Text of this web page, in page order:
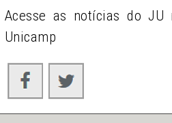
Acesse as notícias do JU
Unicamp